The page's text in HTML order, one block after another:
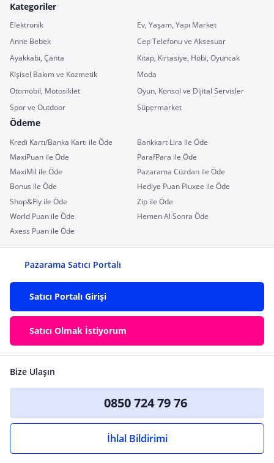
Kategoriler
Elektronik
Ev, Yaşam, Yapı Market
Anne Bebek
Cep Telefonu ve Aksesuar
Ayakkabı, Çanta
Kitap, Kırtasiye, Hobi, Oyuncak
Kişisel Bakım ve Kozmetik
Moda
Otomobil, Motosiklet
Oyun, Konsol ve Dijital Servisler
Spor ve Outdoor
Süpermarket
Ödeme
Kredi Kartı/Banka Kartı ile Öde
Bankkart Lira ile Öde
MaxiPuan ile Öde
ParafPara ile Öde
MaxiMil ile Öde
Pazarama Cüzdan ile Öde
Bonus ile Öde
Hediye Puan Pluxee ile Öde
Shop&Fly ile Öde
Zip ile Öde
World Puan ile Öde
Hemen Al Sonra Öde
Axess Puan ile Öde
Pazarama Satıcı Portalı
Satıcı Portalı Girişi
Satıcı Olmak İstiyorum
Bize Ulaşın
0850 724 79 76
İhlal Bildirimi